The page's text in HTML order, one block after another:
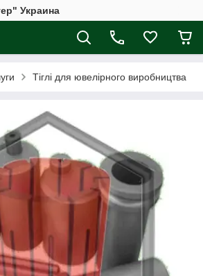
Украина
Тіглі для ювелірного виробництва